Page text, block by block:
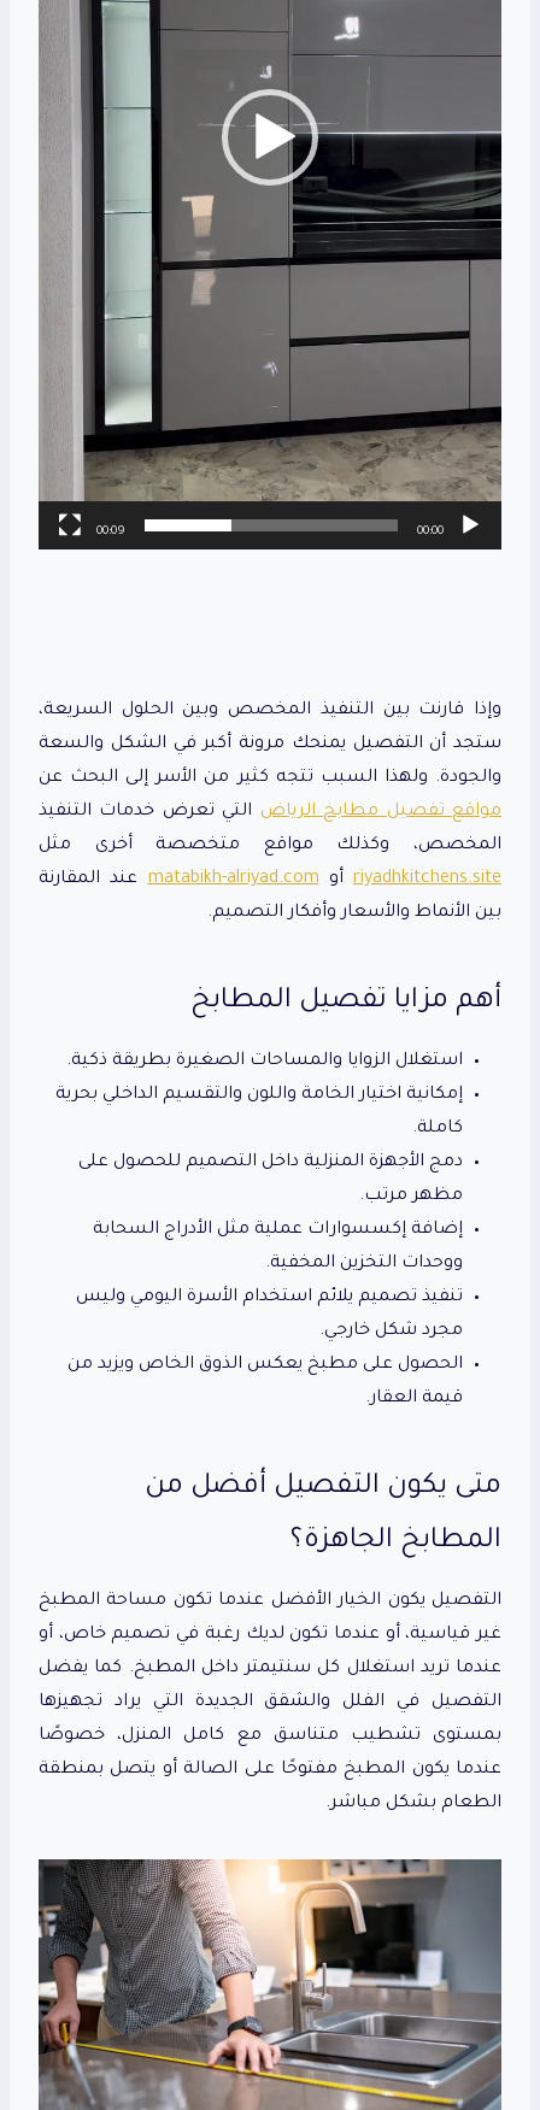
00:00
00:09
وإذا قارنت بين التنفيذ المخصص وبين الحلول السريعة،
ستجد أن التفصيل يمنحك مرونة أكبر في الشكل والسعة
والجودة. ولهذا السبب تتجه كثير من الأسر إلى البحث عن
مواقع تفصيل مطابخ الرياضالتي تعرض خدمات التنفيذ
المخصص، وكذلك مواقع متخصصة أخرى مثل
riyadhkitchens.site أوmatabikh-alriyad.comعند المقارنة
بين الأنماط والأسعار وأفكار التصميم.
أهم مزايا تفصيل المطابخ
استغلال الزوايا والمساحات الصغيرة بطريقة ذكية.
إمكانية اختيار الخامة واللون والتقسيم الداخلي بحرية
كاملة.
دمج الأجهزة المنزلية داخل التصميم للحصول على
مظهر مرتب.
إضافة إكسسوارات عملية مثل الأدراج السحابة
ووحدات التخزين المخفية.
تنفيذ تصميم يلائم استخدام الأسرة اليومي وليس
مجرد شكل خارجي.
الحصول على مطبخ يعكس الذوق الخاص ويزيد من
قيمة العقار.
متى يكون التفصيل أفضل من
المطابخ الجاهزة؟
التفصيل يكون الخيار الأفضل عندما تكون مساحة المطبخ
غير قياسية، أو عندما تكون لديك رغبة في تصميم خاص، أو
عندما تريد استغلال كل سنتيمتر داخل المطبخ. كما يفضل
التفصيل في الفلل والشقق الجديدة التي يراد تجهيزها
بمستوى تشطيب متناسق مع كامل المنزل، خصوصًا
عندما يكون المطبخ مفتوحًا على الصالة أو يتصل بمنطقة
الطعام بشكل مباشر.